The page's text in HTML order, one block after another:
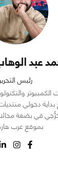
عبد
رئيس التحرير
عام 2008 مع بداية
في بضعة
بموقع عرب